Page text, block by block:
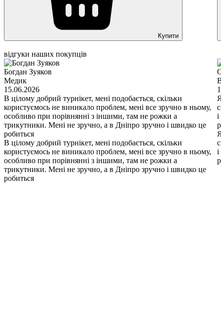
Купити
відгуки наших покупців
Богдан Зуяков
Медик
15.06.2026
В цілому добрий турнікет, мені подобається, скільки
користуємось не виникало проблем, мені все зручно в ньому,
особливо при порівнянні з іншими, там не рожки а
трикутники. Мені не зручно, а в Дніпро зручно і швидко це
робиться
В цілому добрий турнікет, мені подобається, скільки
користуємось не виникало проблем, мені все зручно в ньому,
особливо при порівнянні з іншими, там не рожки а
трикутники. Мені не зручно, а в Дніпро зручно і швидко це
робиться